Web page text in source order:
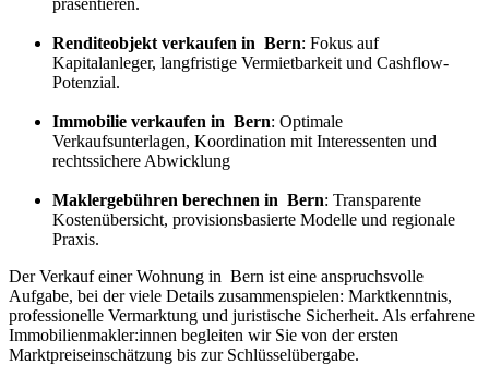
Renditeobjekt verkaufen in Bern: Fokus auf
Kapitalanleger, langfristige Vermietbarkeit und Cashflow-
Potenzial.
Immobilie verkaufen in Bern: Optimale
Verkaufsunterlagen, Koordination mit Interessenten und
rechtssichere Abwicklung
Maklergebühren berechnen in Bern: Transparente
Kostenübersicht, provisionsbasierte Modelle und regionale
Praxis.
Der Verkauf einer Wohnung in Bern ist eine anspruchsvolle
Aufgabe, bei der viele Details zusammenspielen: Marktkenntnis,
professionelle Vermarktung und juristische Sicherheit. Als erfahrene
Immobilienmakler:innen begleiten wir Sie von der ersten
Marktpreiseinschätzung bis zur Schlüsselübergabe.